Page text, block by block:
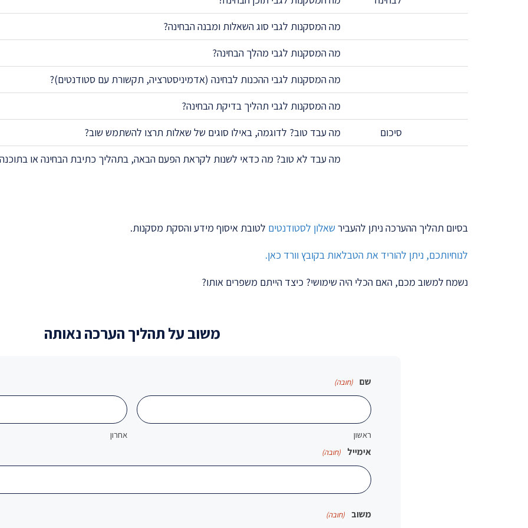
מה המסקנות לגבי סוג השאלות ומבנה הבחינה?
מה המסקנות לגבי מהלך הבחינה?
מה המסקנות לגבי ההכנות לבחינה (אדמיניסטרציה, תקשורת עם סטודנטים)?
מה המסקנות לגבי תהליך בדיקת הבחינה?
סיכום
מה עבד טוב? לדוגמה, באילו סוגים של שאלות תרצו להשתמש שוב?
מה עבד לא טוב? מה כדאי לשנות לקראת הפעם הבאה, בתהליך כתיבת הבחינה או
בסיום תהליך ההערכה ניתן להעביר שאלון לסטודנטים לטובת איסוף מידע והסקת מסקנות.
לנוחיותכם, ניתן להוריד את הטבלאות בקובץ וורד כאן.
נשמח למשוב מכם, האם הכלי היה שימושי? כיצד הייתם משפרים אותו?
משוב על תהליך הערכה נאותה
שם (חובה)
ראשון אחרון
אימייל (חובה)
משוב (חובה)